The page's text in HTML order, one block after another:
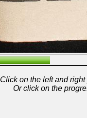
Click on the left and
Or click on the